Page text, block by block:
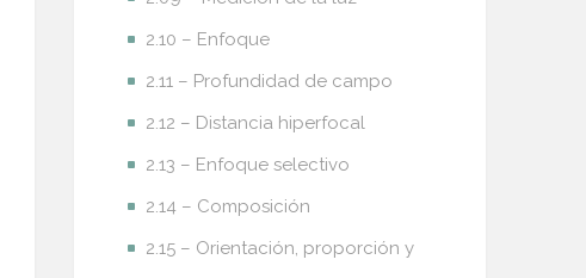
2.10 – Enfoque
2.11 – Profundidad de campo
2.12 – Distancia hiperfocal
2.13 – Enfoque selectivo
2.14 – Composición
2.15 – Orientación, proporción y